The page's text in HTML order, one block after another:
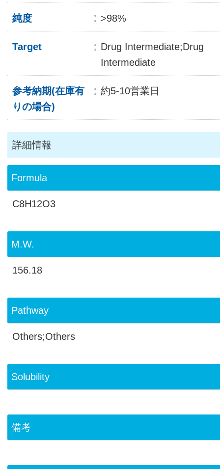
純度 >98%
Target
Drug Intermediate;Drug
Intermediate
参考納期(在庫有
りの場合)
約5-10営業日
詳細情報
Formula
C8H12O3
M.W.
156.18
Pathway
Others;Others
Solubility
備考